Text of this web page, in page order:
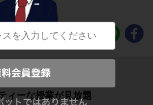
国大名
ら大人の学び直しまで
ィーな授業が見放題